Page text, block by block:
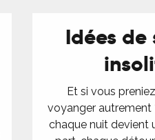
Idées de
Et si vous
voyanger autrement
chaque nuit devient